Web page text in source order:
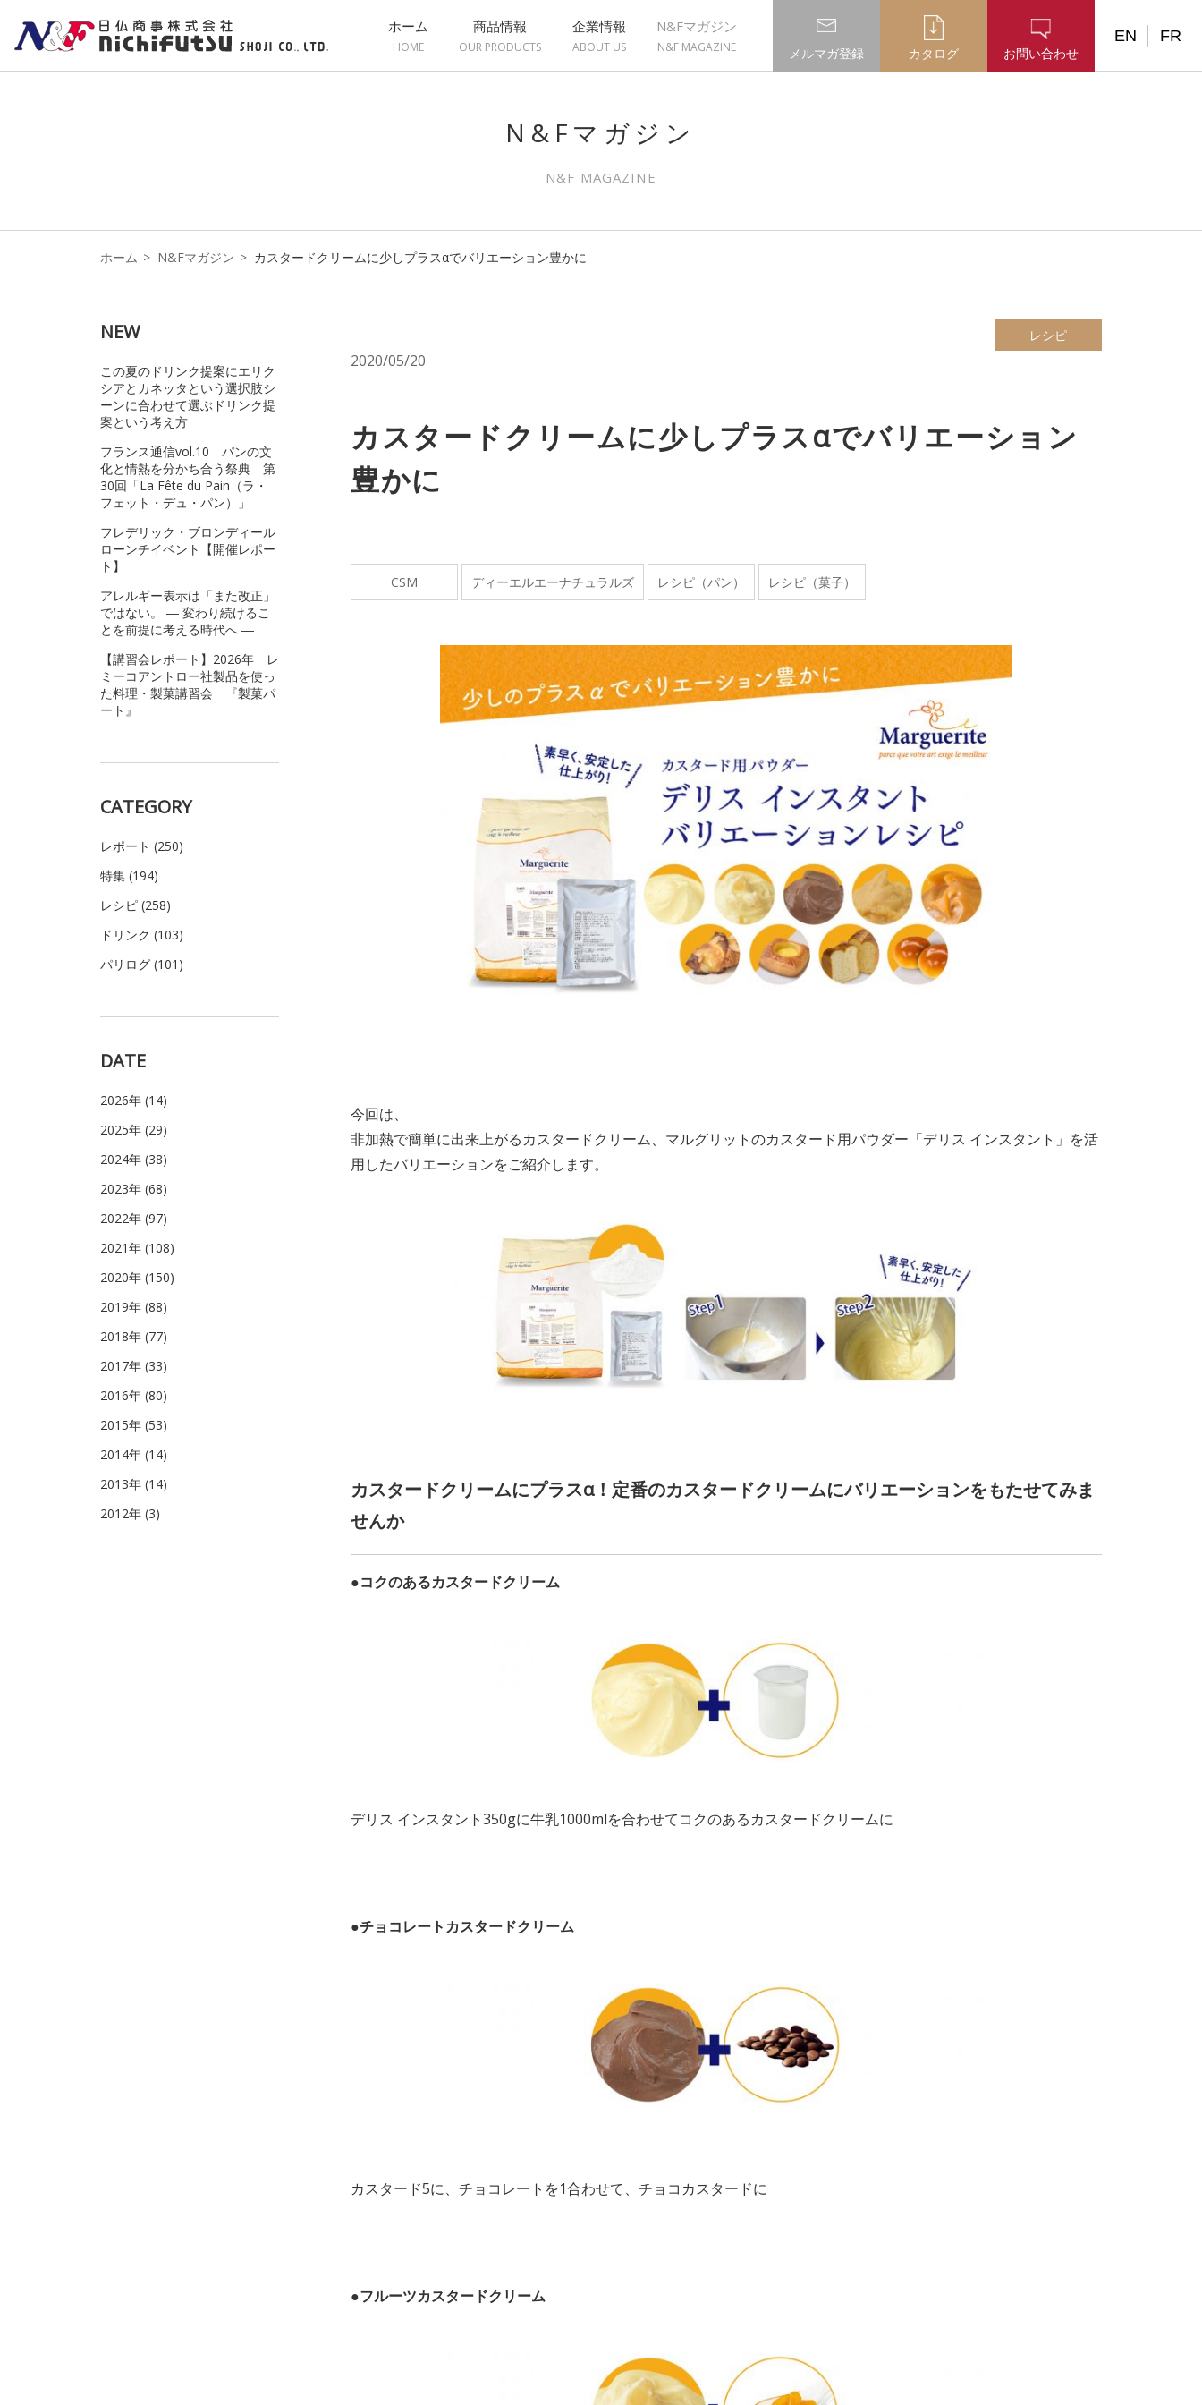
ホーム
HOME
商品情報
OUR PRODUCTS
企業情報
ABOUT US
N&Fマガジン
N&F MAGAZINE メルマガ登録 カタログ お問い合わせ
EN FR
N&Fマガジン
N&F MAGAZINE
ホーム N&Fマガジン カスタードクリームに少しプラスαでバリエーション豊かに
レシピ
2020/05/20
カスタードクリームに少しプラスαでバリエーション
豊かに
CSM ディーエルエーナチュラルズ レシピ（パン） レシピ（菓子）
今回は、
非加熱で簡単に出来上がるカスタードクリーム、マルグリットのカスタード用パウダー「デリス インスタント」を活
用したバリエーションをご紹介します。
カスタードクリームにプラスα！定番のカスタードクリームにバリエーションをもたせてみま
せんか
●コクのあるカスタードクリーム
デリス インスタント350gに牛乳1000mlを合わせてコクのあるカスタードクリームに
●チョコレートカスタードクリーム
カスタード5に、チョコレートを1合わせて、チョコカスタードに
●フルーツカスタードクリーム
NEW
この夏のドリンク提案にエリク
シアとカネッタという選択肢シ
ーンに合わせて選ぶドリンク提
案という考え方
フランス通信vol.10 パンの文
化と情熱を分かち合う祭典 第
30回「La Fête du Pain（ラ・
フェット・デュ・パン）」
フレデリック・ブロンディール
ローンチイベント【開催レポー
ト】
アレルギー表示は「また改正」
ではない。 ― 変わり続けるこ
とを前提に考える時代へ ―
【講習会レポート】2026年 レ
ミーコアントロー社製品を使っ
た料理・製菓講習会 『製菓パ
ート』
CATEGORY
レポート (250)
特集 (194)
レシピ (258)
ドリンク (103)
パリログ (101)
DATE
2026年 (14)
2025年 (29)
2024年 (38)
2023年 (68)
2022年 (97)
2021年 (108)
2020年 (150)
2019年 (88)
2018年 (77)
2017年 (33)
2016年 (80)
2015年 (53)
2014年 (14)
2013年 (14)
2012年 (3)